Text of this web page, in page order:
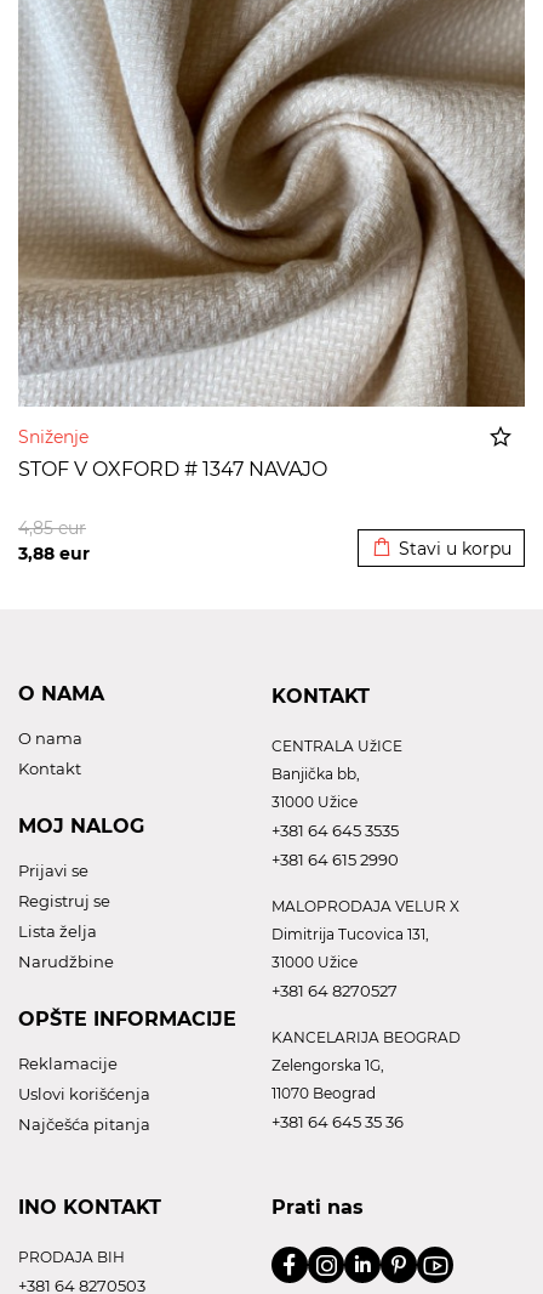
Sniženje
STOF V OXFORD # 1347 NAVAJO
3,88 eur
4,85eur
Stavi u korpu
O NAMA
O nama
Kontakt
MOJ NALOG
Prijavi se
Registruj se
Lista želja
Narudžbine
OPŠTE INFORMACIJE
Reklamacije
Uslovi korišćenja
Najčešća pitanja
KONTAKT
CENTRALA UžICE
Banjička bb,
31000 Užice
+381 64 645 3535
+381 64 615 2990
MALOPRODAJA VELUR X
Dimitrija Tucovica 131,
31000 Užice
+381 64 8270527
KANCELARIJA BEOGRAD
Zelengorska 1G,
11070 Beograd
+381 64 645 35 36
INO KONTAKT
PRODAJA BIH
+381 64 8270503
Prati nas